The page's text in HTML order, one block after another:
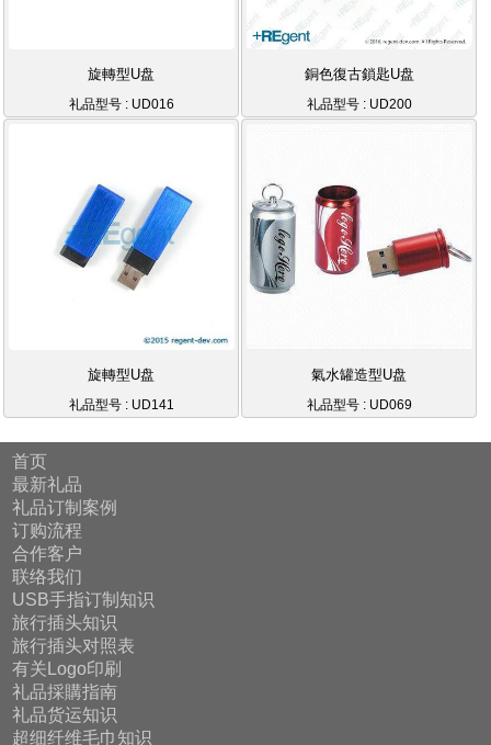
旋轉型U盘
礼品型号 : UD016
銅色復古鎖匙U盘
礼品型号 : UD200
旋轉型U盘
礼品型号 : UD141
氣水罐造型U盘
礼品型号 : UD069
首页
最新礼品
礼品订制案例
订购流程
合作客户
联络我们
USB手指订制知识
旅行插头知识
旅行插头对照表
有关Logo印刷
礼品採購指南
礼品货运知识
超细纤维毛巾知识